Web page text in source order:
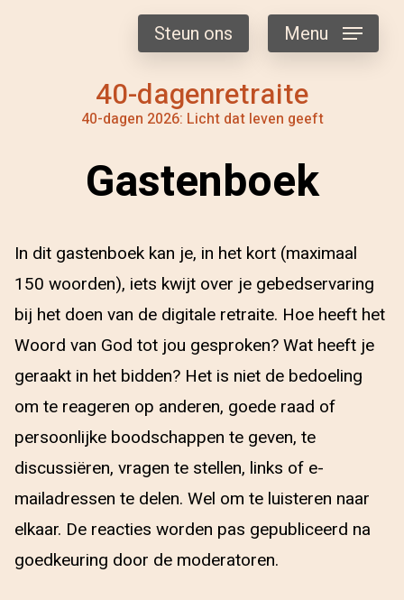
40-dagenretraite
40-dagen 2026: Licht dat leven geeft
Steun ons Menu
Gastenboek
In dit gastenboek kan je, in het kort (maximaal
150 woorden), iets kwijt over je gebedservaring
bij het doen van de digitale retraite. Hoe heeft het
Woord van God tot jou gesproken? Wat heeft je
geraakt in het bidden? Het is niet de bedoeling
om te reageren op anderen, goede raad of
persoonlijke boodschappen te geven, te
discussiëren, vragen te stellen, links of e-
mailadressen te delen. Wel om te luisteren naar
elkaar. De reacties worden pas gepubliceerd na
goedkeuring door de moderatoren.